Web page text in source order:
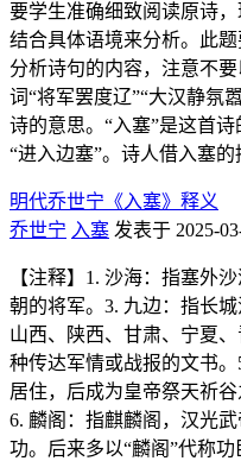
要学生准确细致阅读原诗
结合具体语境来分析。此
分析诗句的内容，注意不
词“将军罢度辽”“大汉静氛
诗的意思。“入塞”是这首
“进入边塞”。诗人借入塞
明代乔世宁《入塞》释义
乔世宁 入塞 发表于 2025-
【注释】1. 沙海：指塞外
朝的将军。3. 九边：指长
山西、陕西、甘肃、宁夏
种传达军情或战报的文书
居住，后成为皇帝祭天祈
6. 麟阁：指麒麟阁，汉光
功。后来多以“麟阁”代称